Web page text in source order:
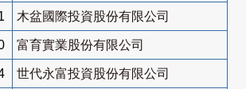
木盆國際投資股份有限公司
富育實業股份有限公司
世代永富投資股份有限公司